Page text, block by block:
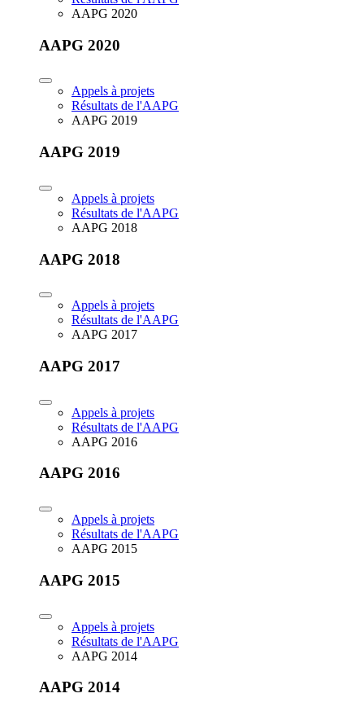
AAPG 2020
AAPG 2020
Appels à projets
Résultats de l'AAPG
AAPG 2019
AAPG 2019
Appels à projets
Résultats de l'AAPG
AAPG 2018
AAPG 2018
Appels à projets
Résultats de l'AAPG
AAPG 2017
AAPG 2017
Appels à projets
Résultats de l'AAPG
AAPG 2016
AAPG 2016
Appels à projets
Résultats de l'AAPG
AAPG 2015
AAPG 2015
Appels à projets
Résultats de l'AAPG
AAPG 2014
AAPG 2014